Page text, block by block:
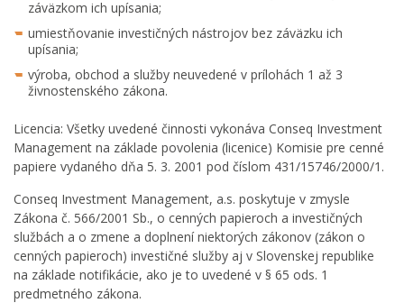
záväzkom ich upísania;
umiestňovanie investičných nástrojov bez záväzku ich
upísania;
výroba, obchod a služby neuvedené v prílohách 1 až 3
živnostenského zákona.
Licencia: Všetky uvedené činnosti vykonáva Conseq Investment
Management na základe povolenia (licenice) Komisie pre cenné
papiere vydaného dňa 5. 3. 2001 pod číslom 431/15746/2000/1.
Conseq Investment Management, a.s. poskytuje v zmysle
Zákona č. 566/2001 Sb., o cenných papieroch a investičných
službách a o zmene a doplnení niektorých zákonov (zákon o
cenných papieroch) investičné služby aj v Slovenskej republike
na základe notifikácie, ako je to uvedené v § 65 ods. 1
predmetného zákona.